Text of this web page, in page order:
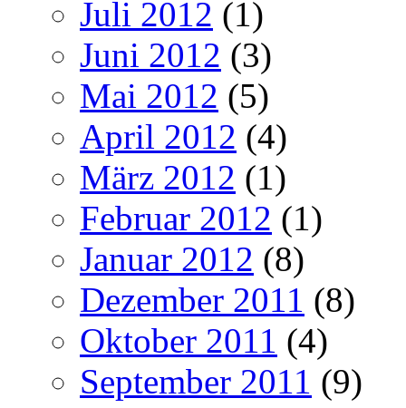
Juli 2012 (1)
Juni 2012 (3)
Mai 2012 (5)
April 2012 (4)
März 2012 (1)
Februar 2012 (1)
Januar 2012 (8)
Dezember 2011 (8)
Oktober 2011 (4)
September 2011 (9)